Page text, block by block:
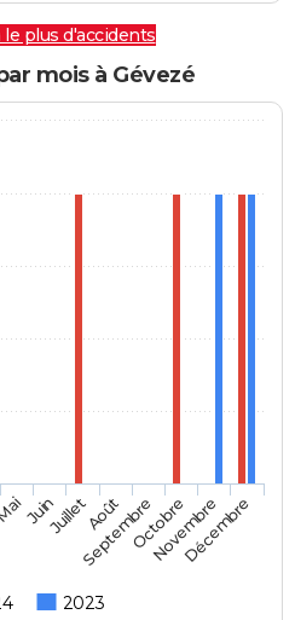
le plus d'accidents
mois à Gévezé
2023
JuinJuilletAoût
SeptembreOctobre
Novembre
Décembre